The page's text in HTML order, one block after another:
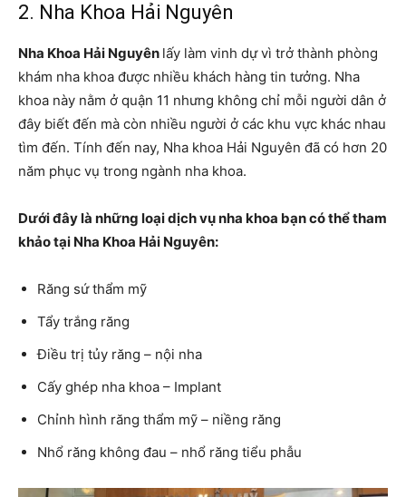
2. Nha Khoa Hải Nguyên
Nha Khoa Hải Nguyên lấy làm vinh dự vì trở thành phòng
khám nha khoa được nhiều khách hàng tin tưởng. Nha
khoa này nằm ở quận 11 nhưng không chỉ mỗi người dân ở
đây biết đến mà còn nhiều người ở các khu vực khác nhau
tìm đến. Tính đến nay, Nha khoa Hải Nguyên đã có hơn 20
năm phục vụ trong ngành nha khoa.
Dưới đây là những loại dịch vụ nha khoa bạn có thể tham
khảo tại Nha Khoa Hải Nguyên:
Răng sứ thẩm mỹ
Tẩy trắng răng
Điều trị tủy răng – nội nha
Cấy ghép nha khoa – Implant
Chỉnh hình răng thẩm mỹ – niềng răng
Nhổ răng không đau – nhổ răng tiểu phẫu